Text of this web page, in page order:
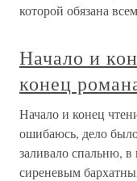
которой обязана
Начало и
конец
Начало и конец
ошибаюсь, дело
заливало спальню, в
сиреневым